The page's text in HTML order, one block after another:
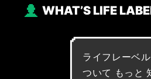
WHAT’S LIFE
ライフレーベ
ついて も っ と